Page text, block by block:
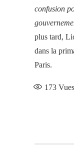
confusion
plus tard,
dans la
Paris.
173 Vues